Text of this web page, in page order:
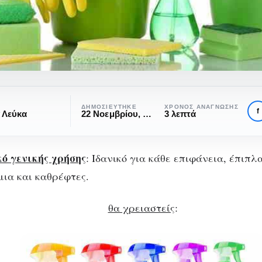
DESIGN ΦΤΙΆΞΤΟ ΜΌΝΟΣ ΣΟΥ
Φτιάξε μόνος σου
για το σπίτι
Λεύκα
ΔΗΜΟΣΙΕΎΤΗΚΕ
22 Νοεμβρίου, 2016
ΧΡΌΝΟΣ ΑΝΆΓΝΩΣΗΣ
3 λεπτά f
γενικής χρήσης: Ιδανικό για κάθε επιφάνεια,
και καθρέφτες.
θα χρειαστείς: